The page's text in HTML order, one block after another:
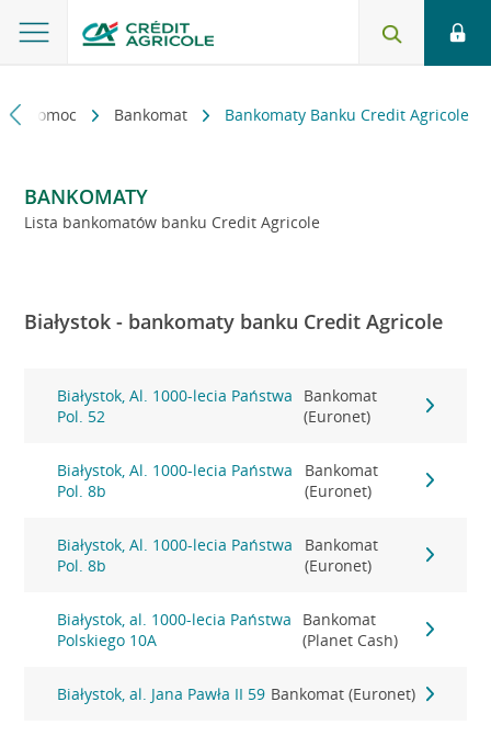
i pomoc Bankomat Bankomaty Banku Credit Agricole
BANKOMATY
Lista bankomatów banku Credit Agricole
Białystok - bankomaty banku Credit Agricole
Białystok, Al. 1000-lecia Państwa
Pol. 52
Bankomat
(Euronet)
Białystok, Al. 1000-lecia Państwa
Pol. 8b
Bankomat
(Euronet)
Białystok, Al. 1000-lecia Państwa
Pol. 8b
Bankomat
(Euronet)
Białystok, al. 1000-lecia Państwa
Polskiego 10A
Bankomat
(Planet Cash)
Białystok, al. Jana Pawła II 59 Bankomat (Euronet)